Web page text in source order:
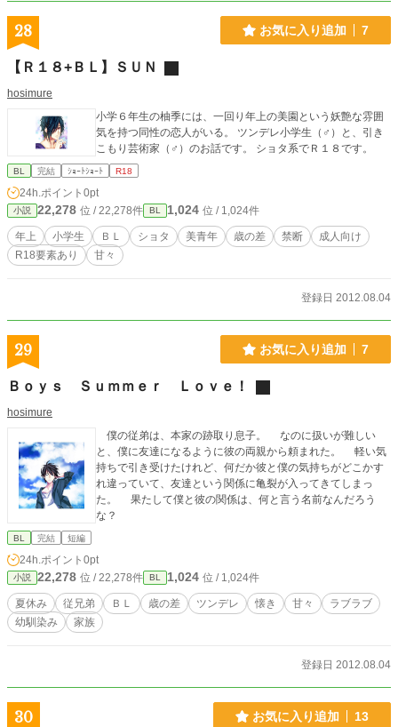
28 お気に入り追加 7
【Ｒ１８+ＢＬ】ＳＵＮ
hosimure
小学６年生の柚季には、一回り年上の美園という妖艶な雰囲
気を持つ同性の恋人がいる。 ツンデレ小学生（♂）と、引き
こもり芸術家（♂）のお話です。 ショタ系でＲ１８です。
BL 完結 ｼｮｰﾄｼｮｰﾄ R18
24h.ポイント 0pt
小説 22,278 位 / 22,278件 BL 1,024 位 / 1,024件
年上 小学生 ＢＬ ショタ 美青年 歳の差 禁断
成人向け
R18要素あり
甘々
登録日 2012.08.04
29 お気に入り追加 7
Ｂｏｙｓ Ｓｕｍｍｅｒ Ｌｏｖｅ！
hosimure
僕の従弟は、本家の跡取り息子。 なのに扱いが難しい
と、僕に友達になるように彼の両親から頼まれた。 軽い気
持ちで引き受けたけれど、何だか彼と僕の気持ちがどこかす
れ違っていて、友達という関係に亀裂が入ってきてしまっ
た。 果たして僕と彼の関係は、何と言う名前なんだろう
な？
BL 完結 短編
24h.ポイント 0pt
小説 22,278 位 / 22,278件 BL 1,024 位 / 1,024件
夏休み 従兄弟 ＢＬ 歳の差 ツンデレ 懐き 甘々
ラブラブ
幼馴染み
家族
登録日 2012.08.04
30 お気に入り追加 13